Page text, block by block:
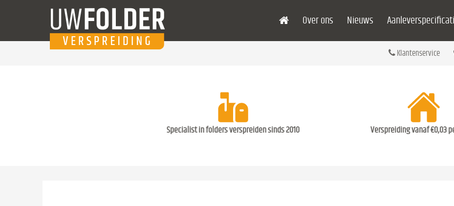
Over ons Nieuws
Klantenservice
Specialist in folders verspreiden sinds 2010 Verspreiding vanaf €0,03